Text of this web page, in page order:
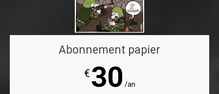
Abonnement papier
€30 /an